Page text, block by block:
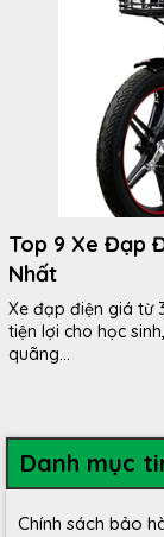
Top 9 Xe Đạp
Nhất
Xe đạp điện giá từ
tiện lợi cho học
quãng...
Danh mục
Chính sách bảo